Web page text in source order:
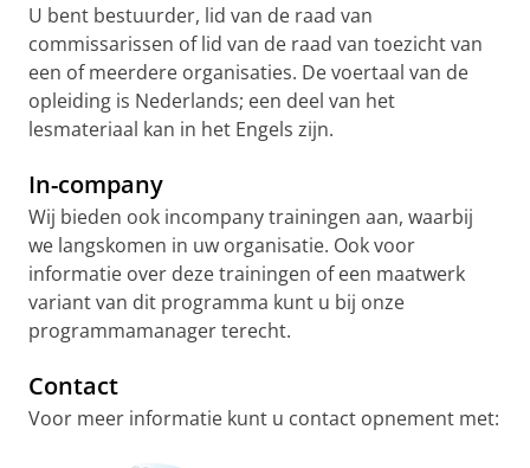
U bent bestuurder, lid van de raad van
commissarissen of lid van de raad van toezicht van
een of meerdere organisaties. De voertaal van de
opleiding is Nederlands; een deel van het
lesmateriaal kan in het Engels zijn.
In-company
Wij bieden ook incompany trainingen aan, waarbij
we langskomen in uw organisatie. Ook voor
informatie over deze trainingen of een maatwerk
variant van dit programma kunt u bij onze
programmamanager terecht.
Contact
Voor meer informatie kunt u contact opnement met: